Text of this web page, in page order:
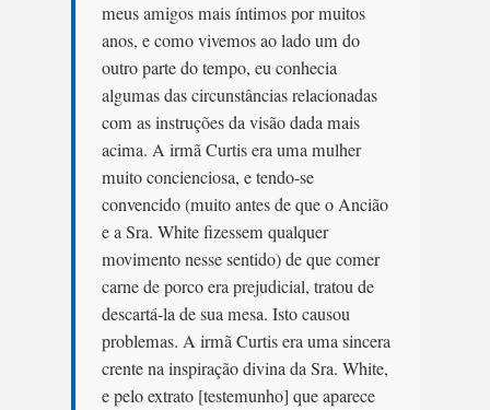
meus amigos mais íntimos por muitos
anos, e como vivemos ao lado um do
outro parte do tempo, eu conhecia
algumas das circunstâncias relacionadas
com as instruções da visão dada mais
acima. A irmã Curtis era uma mulher
muito concienciosa, e tendo-se
convencido (muito antes de que o Ancião
e a Sra. White fizessem qualquer
movimento nesse sentido) de que comer
carne de porco era prejudicial, tratou de
descartá-la de sua mesa. Isto causou
problemas. A irmã Curtis era uma sincera
crente na inspiração divina da Sra. White,
e pelo extrato [testemunho] que aparece